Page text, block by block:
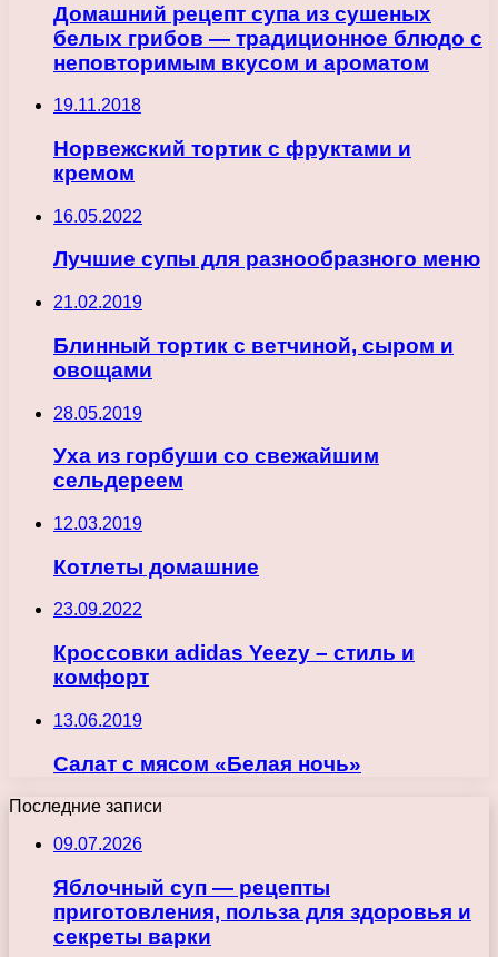
Домашний рецепт супа из сушеных
белых грибов — традиционное блюдо с
неповторимым вкусом и ароматом
19.11.2018
Норвежский тортик с фруктами и
кремом
16.05.2022
Лучшие супы для разнообразного меню
21.02.2019
Блинный тортик с ветчиной, сыром и
овощами
28.05.2019
Уха из горбуши со свежайшим
сельдереем
12.03.2019
Котлеты домашние
23.09.2022
Кроссовки adidas Yeezy – стиль и
комфорт
13.06.2019
Салат с мясом «Белая ночь»
Последние записи
09.07.2026
Яблочный суп — рецепты
приготовления, польза для здоровья и
секреты варки